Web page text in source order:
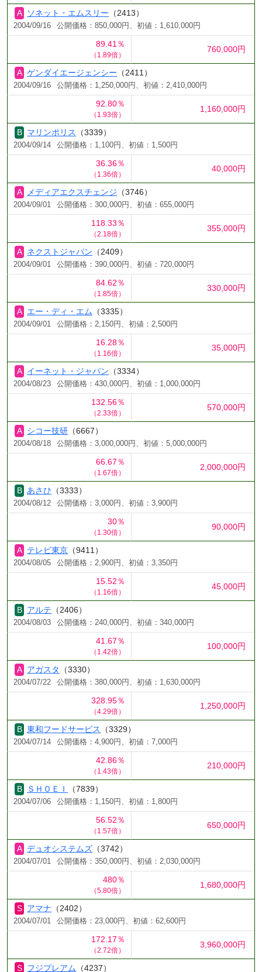
ソネット・エムスリー （2413）
2004/09/16 公開価格：850,000円、初値：1,610,000円
89.41％
（1.89倍）
760,000円
ゲンダイエージェンシー （2411）
2004/09/16 公開価格：1,250,000円、初値：2,410,000円
92.80％
（1.93倍）
1,160,000円
マリンポリス （3339）
2004/09/14 公開価格：1,100円、初値：1,500円
36.36％
（1.36倍）
40,000円
メディアエクスチェンジ （3746）
2004/09/01 公開価格：300,000円、初値：655,000円
118.33％
（2.18倍）
355,000円
ネクストジャパン （2409）
2004/09/01 公開価格：390,000円、初値：720,000円
84.62％
（1.85倍）
330,000円
エー・ディ・エム （3335）
2004/09/01 公開価格：2,150円、初値：2,500円
16.28％
（1.16倍）
35,000円
イーネット・ジャパン （3334）
2004/08/23 公開価格：430,000円、初値：1,000,000円
132.56％
（2.33倍）
570,000円
シコー技研 （6667）
2004/08/18 公開価格：3,000,000円、初値：5,000,000円
66.67％
（1.67倍）
2,000,000円
あさひ （3333）
2004/08/12 公開価格：3,000円、初値：3,900円
30％
（1.30倍）
90,000円
テレビ東京 （9411）
2004/08/05 公開価格：2,900円、初値：3,350円
15.52％
（1.16倍）
45,000円
アルテ （2406）
2004/08/03 公開価格：240,000円、初値：340,000円
41.67％
（1.42倍）
100,000円
アガスタ （3330）
2004/07/22 公開価格：380,000円、初値：1,630,000円
328.95％
（4.29倍）
1,250,000円
東和フードサービス （3329）
2004/07/14 公開価格：4,900円、初値：7,000円
42.86％
（1.43倍）
210,000円
ＳＨＯＥＩ （7839）
2004/07/06 公開価格：1,150円、初値：1,800円
56.52％
（1.57倍）
650,000円
デュオシステムズ （3742）
2004/07/01 公開価格：350,000円、初値：2,030,000円
480％
（5.80倍）
1,680,000円
アマナ （2402）
2004/07/01 公開価格：23,000円、初値：62,600円
172.17％
（2.72倍）
3,960,000円
フジプレアム （4237）